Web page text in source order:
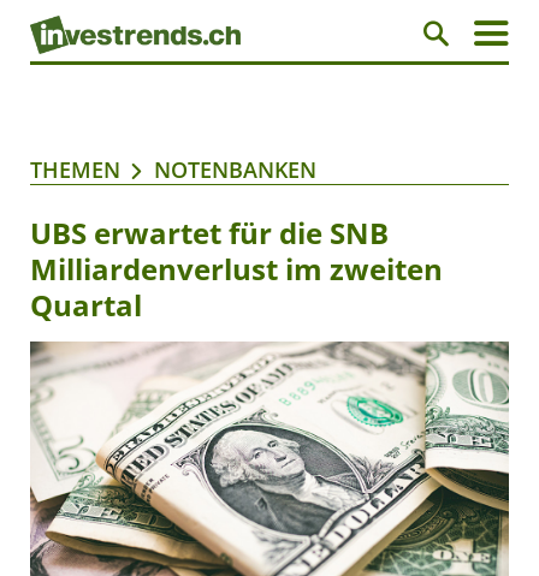
THEMEN NOTENBANKEN
UBS erwartet für die SNB
Milliardenverlust im zweiten
Quartal